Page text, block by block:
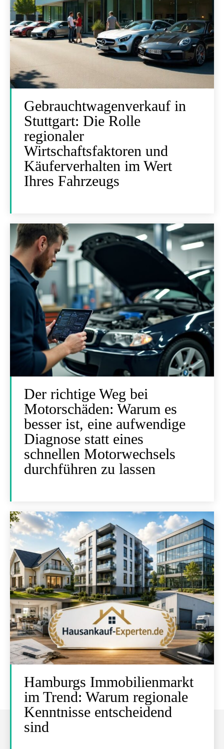
Gebrauchtwagenverkauf in
Stuttgart: Die Rolle
regionaler
Wirtschaftsfaktoren und
Käuferverhalten im Wert
Ihres Fahrzeugs
Der richtige Weg bei
Motorschäden: Warum es
besser ist, eine aufwendige
Diagnose statt eines
schnellen Motorwechsels
durchführen zu lassen
Hamburgs Immobilienmarkt
im Trend: Warum regionale
Kenntnisse entscheidend
sind